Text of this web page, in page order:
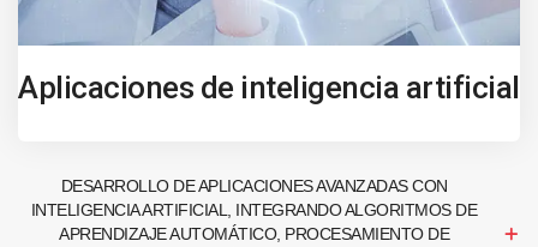
Aplicaciones de inteligencia artificial
DESARROLLO DE APLICACIONES AVANZADAS CON
INTELIGENCIA ARTIFICIAL, INTEGRANDO ALGORITMOS DE
APRENDIZAJE AUTOMÁTICO, PROCESAMIENTO DE